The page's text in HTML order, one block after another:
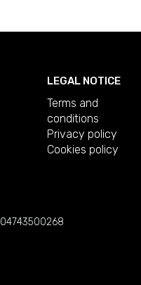
LEGAL NOTICE
Terms and
conditions
Privacy policy
Cookies policy